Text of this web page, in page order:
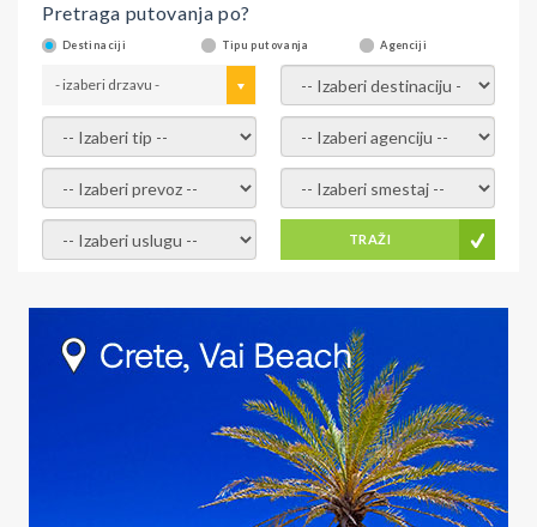
Pretraga putovanja po?
Destinaciji Tipu putovanja Agenciji
- izaberi drzavu - - izaberi destinaciju -
- izaberi tip - - izaberi agenciju -
- izaberi prevoz - - Izaberite smestaj -
- Izaberite uslugu - TRAŽI